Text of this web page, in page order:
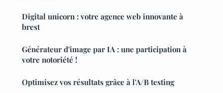
Digital unicorn : votre agence web innovante à
brest
Générateur d'image par IA : une participation à
votre notoriété !
Optimisez vos résultats grâce à l'A/B testing